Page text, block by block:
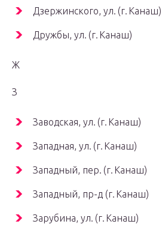
Дзержинского, ул. (г. Канаш)
Дружбы, ул. (г. Канаш)
Ж
З
Заводская, ул. (г. Канаш)
Западная, ул. (г. Канаш)
Западный, пер. (г. Канаш)
Западный, пр-д (г. Канаш)
Зарубина, ул. (г. Канаш)